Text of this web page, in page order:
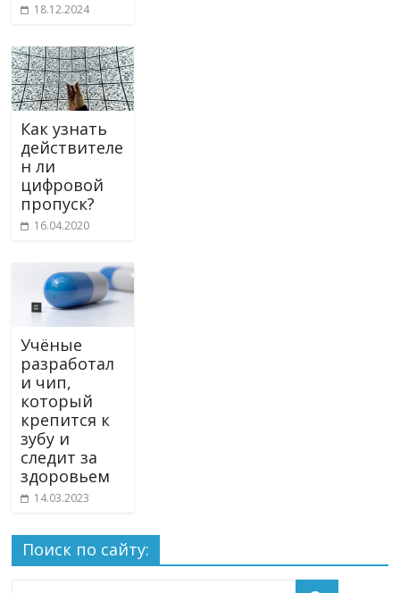
18.12.2024
Как узнать
действителе
н ли
цифровой
пропуск?
16.04.2020
Учёные
разработал
и чип,
который
крепится к
зубу и
следит за
здоровьем
14.03.2023
Поиск по сайту: